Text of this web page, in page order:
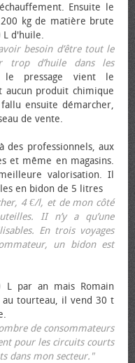
Ensuite le
kg de matière brute
L d'huile.
besoin d’être tout le
d’huile dans les
pressage vient le
aucun produit chimique
ensuite démarcher,
de vente.
des professionnels, aux
et même en magasins.
valorisation. Il
en bidon de 5 litres
4 €/l, et de mon côté
II n’y a qu’une
En trois voyages
un bidon est
L par an mais Romain
tourteau, il vend 30 t
de consommateurs
pour les circuits courts
dans mon secteur."